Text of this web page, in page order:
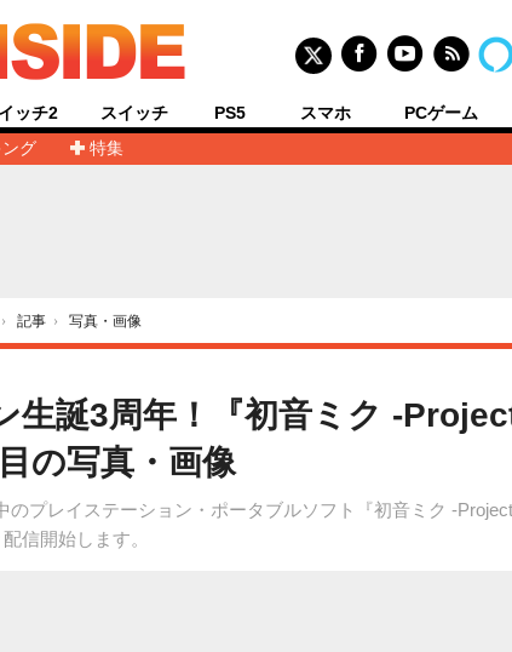
グ
特集
ッチ2 スイッチ PS5 スマホ PCゲーム
› 記事 › 写真・画像
生誕3周年！『初音ミク -
の写真・画像
のプレイステーション・ポータブルソフト『初音ミク -
信開始します。